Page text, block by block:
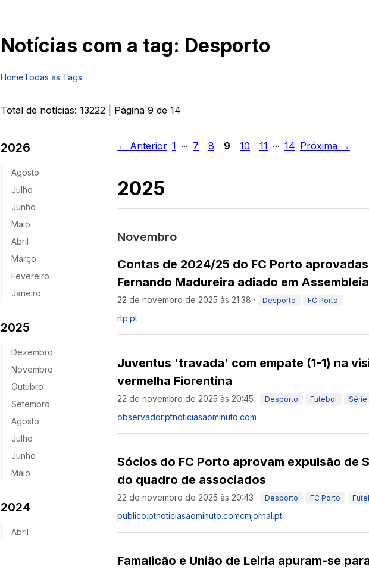
Notícias com a tag: Desporto
HomeTodas as Tags
Total de notícias: 13222 | Página 9 de 14
2026
Agosto
Julho
Junho
Maio
Abril
Março
Fevereiro
Janeiro
2025
Dezembro
Novembro
Outubro
Setembro
Agosto
Julho
Junho
Maio
2024
Abril
← Anterior 1 ... 7 8 9 10 11 ... 14 Próxima →
2025
Novembro
Contas de 2024/25 do FC Porto
Fernando Madureira adiado em
22 de novembro de 2025 às 21:38 · Desporto FC Porto
rtp.pt
Juventus 'travada' com empate (1-1) na
vermelha Fiorentina
22 de novembro de 2025 às 20:45 · Desporto Futebol Série
observador.ptnoticiasaominuto.com
Sócios do FC Porto aprovam expulsão de
do quadro de associados
22 de novembro de 2025 às 20:43 · Desporto FC Porto
publico.ptnoticiasaominuto.comcmjornal.pt
Famalicão e União de Leiria apuram-se